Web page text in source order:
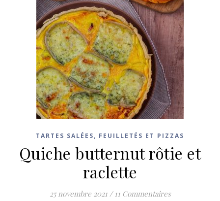
TARTES SALÉES, FEUILLETÉS ET PIZZAS
Quiche butternut rôtie et
raclette
25 novembre 2021 / 11 Commentaires